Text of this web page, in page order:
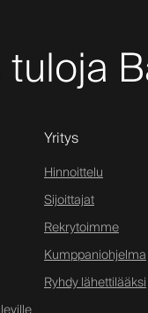
Yritys
Hinnoittelu
Sijoittajat
Rekrytoimme
Kumppaniohjelma
Ryhdy lähettilääksi